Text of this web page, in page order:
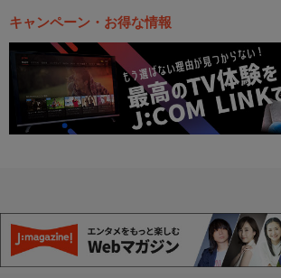
キャンペーン・お得な情報